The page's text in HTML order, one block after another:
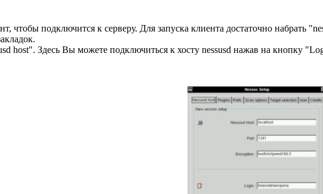
чтобы подключится к серверу. Для запуска клиента достаточно набрать
host". Здесь Вы можете подключиться к хосту nessusd нажав на кнопку